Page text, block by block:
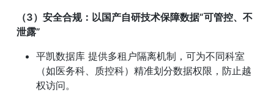
（3）安全合规：以国产自研技术保障数据“可管控、不
泄露”
平凯数据库 提供多租户隔离机制，可为不同科室
（如医务科、质控科）精准划分数据权限，防止越
权访问。